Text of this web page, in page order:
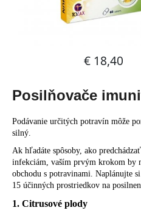
Posilňovače
Podávanie určitých potravín môže
silný.
Ak hľadáte spôsoby, ako
infekciám, vaším prvým krokom by
obchodu s potravinami. Naplánujte
15 účinných prostriedkov na
1. Citrusové plody